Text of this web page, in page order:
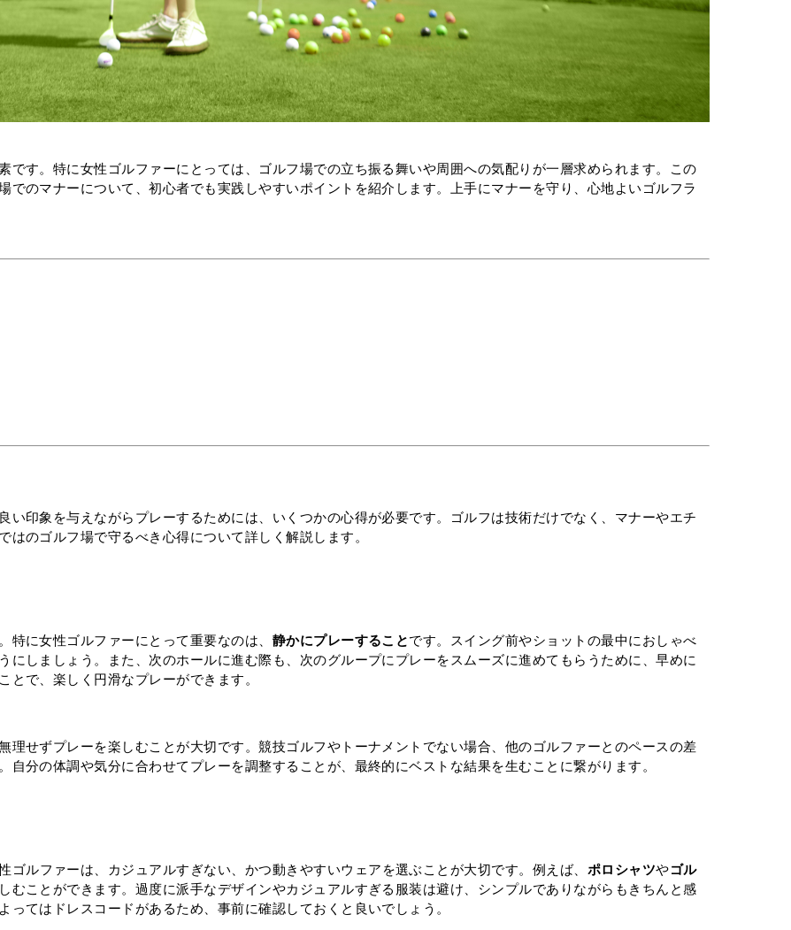
です。特に女性ゴルファーにとっては、ゴルフ場での立ち振る舞いや周囲への気配りが一層求められます。この
でのマナーについて、初心者でも実践しやすいポイントを紹介します。上手にマナーを守り、心地よいゴルフラ
い印象を与えながらプレーするためには、いくつかの心得が必要です。ゴルフは技術だけでなく、マナーやエチ
のゴルフ場で守るべき心得について詳しく解説します。
特に女性ゴルファーにとって重要なのは、 静かにプレーすることです。スイング前やショットの最中におしゃべ
にしましょう。また、次のホールに進む際も、次のグループにプレーをスムーズに進めてもらうために、早めに
で、楽しく円滑なプレーができます。
理せずプレーを楽しむことが大切です。競技ゴルフやトーナメントでない場合、他のゴルファーとのペースの差
自分の体調や気分に合わせてプレーを調整することが、最終的にベストな結果を生むことに繋がります。
ゴルファーは、カジュアルすぎない、かつ動きやすいウェアを選ぶことが大切です。例えば、 ポロシャツやゴル
むことができます。過度に派手なデザインやカジュアルすぎる服装は避け、シンプルでありながらもきちんと感
てはドレスコードがあるため、事前に確認しておくと良いでしょう。